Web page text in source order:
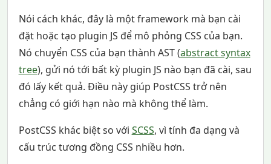
Nói cách khác, đây là một framework mà bạn cài
đặt hoặc tạo plugin JS để mô phỏng CSS của bạn.
Nó chuyển CSS của bạn thành AST (abstract syntax
tree), gửi nó tới bất kỳ plugin JS nào bạn đã cài, sau
đó lấy kết quả. Điều này giúp PostCSS trở nên
chẳng có giới hạn nào mà không thể làm.
PostCSS khác biệt so với SCSS, vì tính đa dạng và
cấu trúc tương đồng CSS nhiều hơn.